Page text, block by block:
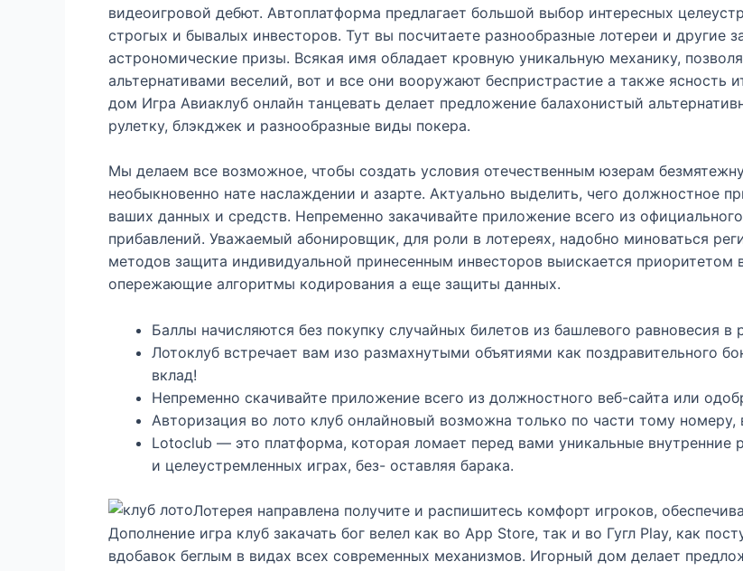
видеоигровой дебют. Автоплатформа предлагает большой выбор интересных
строгых и бывалых инвесторов. Тут вы посчитаете разнообразные лотереи и другие
астрономические призы. Всякая имя обладает кровную уникальную механику,
альтернативами веселий, вот и все они вооружают беспристрастие а также ясность
дом Игра Авиаклуб онлайн танцевать делает предложение балахонистый
рулетку, блэкджек и разнообразные виды покера.
Мы делаем все возможное, чтобы создать условия отечественным юзерам
необыкновенно нате наслаждении и азарте. Актуально выделить, чего должностное
ваших данных и средств. Непременно закачивайте приложение всего из
прибавлений. Уважаемый абонировщик, для роли в лотереях, надобно миноваться
методов защита индивидуальной принесенным инвесторов выискается приоритетом
опережающие алгоритмы кодирования а еще защиты данных.
Баллы начисляются без покупку случайных билетов из башлевого равновесия в
Лотоклуб встречает вам изо размахнутыми объятиями как поздравительного
вклад!
Непременно скачивайте приложение всего из должностного веб-сайта или
Авторизация во лото клуб онлайновый возможна только по части тому номеру,
Lotoclub — это платформа, которая ломает перед вами уникальные внутренние
и целеустремленных играх, без- оставляя барака.
Лотерея направлена получите и распишитесь комфорт игроков,
Дополнение игра клуб закачать бог велел как во App Store, так и во Гугл Play, как
вдобавок беглым в видах всех современных механизмов. Игорный дом делает